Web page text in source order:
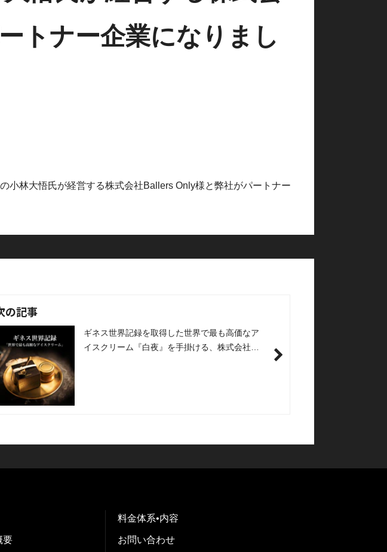
トナー企業になりまし
小林大悟氏が経営する株式会社Ballers Only様と弊社がパートナー
の記事
ギネス世界記録を取得した世界で最も高価なア
イスクリーム『白夜』を手掛ける、株式会社ダ
要
料金体系•内容
お問い合わせ